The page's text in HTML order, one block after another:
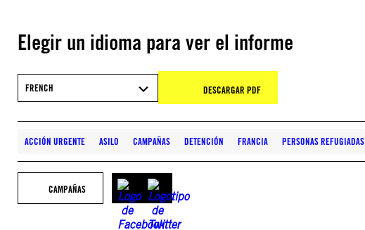
Elegir un idioma para ver el informe
FRENCH DESCARGAR PDF
ACCIÓN URGENTE ASILO CAMPAÑAS DETENCIÓN FRANCIA PERSONAS REFUGIADAS
CAMPAÑAS